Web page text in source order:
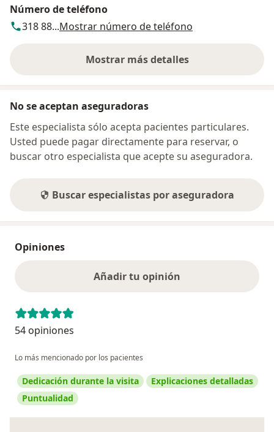
Número de teléfono
318 88...Mostrar número de teléfono
Mostrar más detalles
sobre la dirección
No se aceptan aseguradoras
Este especialista sólo acepta pacientes particulares.
Usted puede pagar directamente para reservar, o
buscar otro especialista que acepte su aseguradora.
Buscar especialistas por aseguradora
Opiniones
Añadir tu opinión
54 opiniones
Lo más mencionado por los pacientes
Dedicación durante la visita
Explicaciones detalladas
Puntualidad